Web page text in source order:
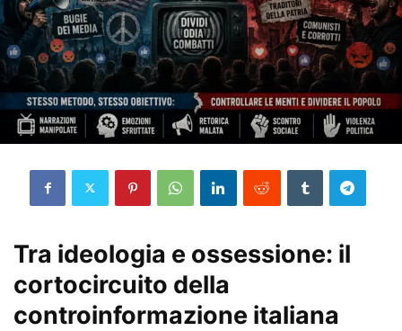
Tra ideologia e ossessione: il
cortocircuito della
controinformazione italiana